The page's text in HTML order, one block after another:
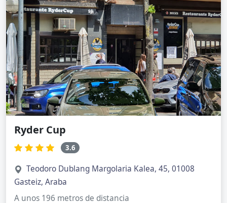
Ryder Cup
3.6
Teodoro Dublang Margolaria Kalea, 45, 01008
Gasteiz, Araba
A unos 196 metros de distancia